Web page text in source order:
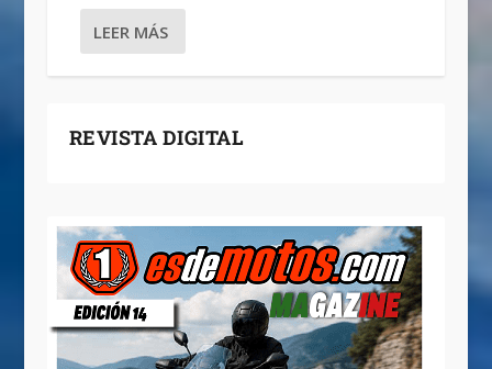
LEER MÁS
REVISTA DIGITAL